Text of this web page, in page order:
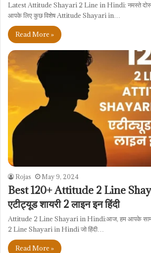
Latest Attitude Shayari 2 Line in Hindi: नमस्ते
आपके लिए कुछ विशेष Attitude Shayari in…
Read More »
Rojas May 9, 2024
Best 120+ Attitude 2 Line
एटीट्यूड शायरी 2 लाइन इन हिंदी
Attitude 2 Line Shayari in Hindi:आज, हम आपके
2 Line Shayari in Hindi जो हिंदी…
Read More »